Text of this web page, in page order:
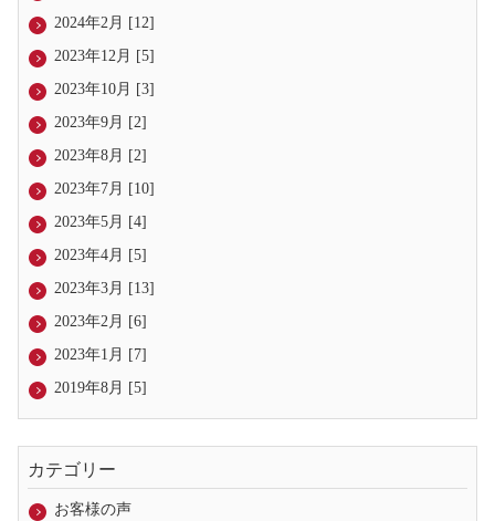
2024年2月 [12]
2023年12月 [5]
2023年10月 [3]
2023年9月 [2]
2023年8月 [2]
2023年7月 [10]
2023年5月 [4]
2023年4月 [5]
2023年3月 [13]
2023年2月 [6]
2023年1月 [7]
2019年8月 [5]
カテゴリー
お客様の声